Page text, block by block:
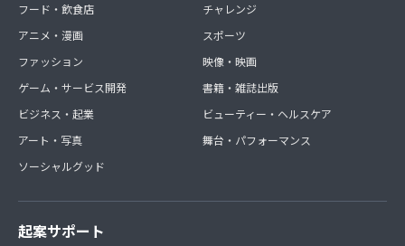
フード・飲食店
アニメ・漫画
ファッション
ゲーム・サービス開発
ビジネス・起業
アート・写真
ソーシャルグッド
チャレンジ
スポーツ
映像・映画
書籍・雑誌出版
ビューティー・ヘルスケア
舞台・パフォーマンス
起案サポート